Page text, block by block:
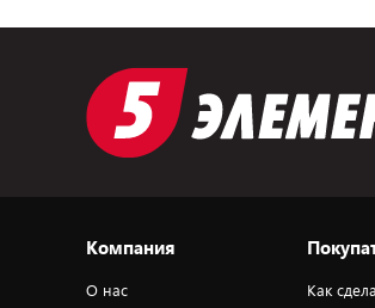
Компания
О нас
Как